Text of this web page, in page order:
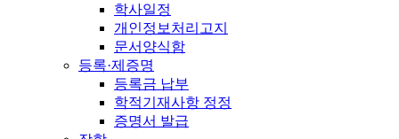
학사일정
개인정보처리고지
문서양식함
등록·제증명
등록금 납부
학적기재사항 정정
증명서 발급